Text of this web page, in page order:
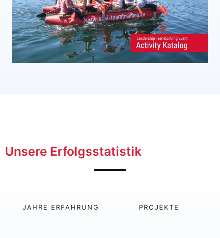
Unsere Erfolgsstatistik
JAHRE ERFAHRUNG PROJEKTE